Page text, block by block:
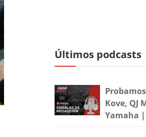
Últimos podcasts
Kove, QJ
Yamaha